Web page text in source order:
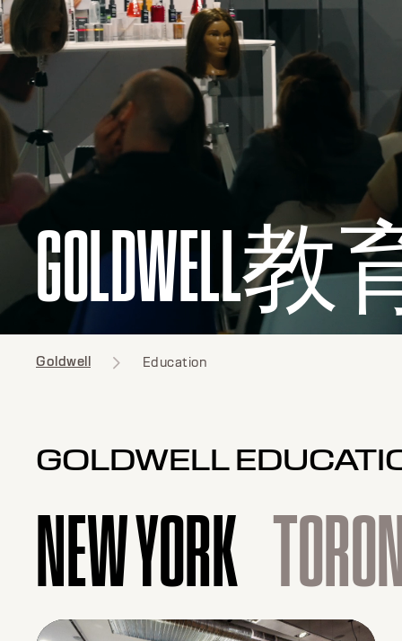
GOLDWELL
Goldwell Education
GOLDWELL
NEW YORK